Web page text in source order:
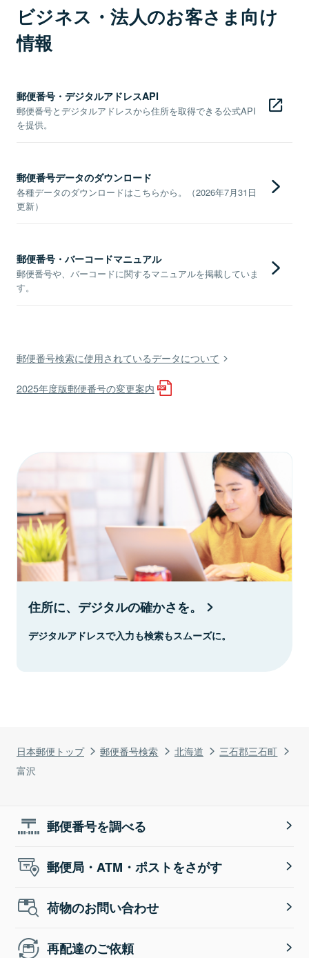
日本郵便トップ 郵便番号検索 北海道
三石郡三石町
富沢
ビジネス・法人のお客さま向け
情報
郵便番号・デジタルアドレスAPI
郵便番号とデジタルアドレスから住所を取得できる公式API
を提供。
郵便番号データのダウンロード
各種データのダウンロードはこちらから。（2026年7月31日
更新）
郵便番号・バーコードマニュアル
郵便番号や、バーコードに関するマニュアルを掲載していま
す。
郵便番号検索に使用されているデータについて
2025年度版郵便番号の変更案内
住所に、デジタルの確かさを。
デジタルアドレスで入力も検索もスムーズに。
郵便番号を調べる
郵便局・ATM・ポストをさがす
荷物のお問い合わせ
再配達のご依頼